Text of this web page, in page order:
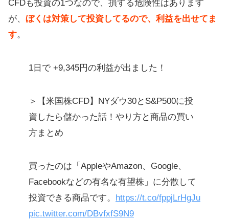
CFDには店頭と取引所での取引があ
CFDはGMOクリック証券のがおすす
【まとめ】ハイリターンで、仮想通
貨より税制が有利
CFDも投資の1つなので、損する危険性はあります
が、 ぼくは対策して投資してるので、利益を出せてま
す。
1日で +9,345円の利益が出ました！
＞【米国株CFD】NYダウ30とS&P500に投
資したら儲かった話！やり方と商品の買い
方まとめ
買ったのは「AppleやAmazon、Google、
Facebookなどの有名な有望株」に分散して
投資できる商品です。
https://t.co/fppjLrHgJu
pic.twitter.com/DBvfxfS9N9